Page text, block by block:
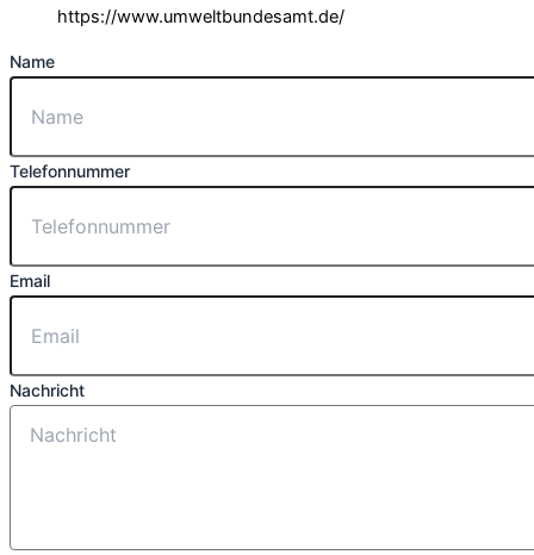
https://www.umweltbundesamt.de/
Name
Telefonnummer
Email
Nachricht